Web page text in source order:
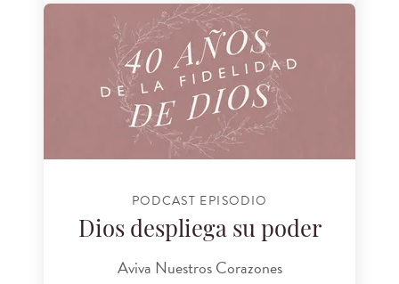
PODCAST EPISODIO
Dios despliega su poder
Aviva Nuestros Corazones